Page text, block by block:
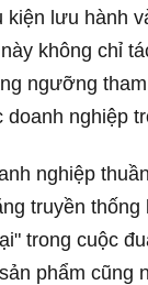
kiện lưu hành
không chỉ
ngưỡng
doanh nghiệp
nghiệp
truyền thống
trong cuộc
phẩm cũng